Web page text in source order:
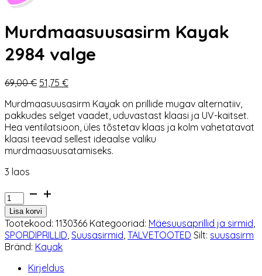
Murdmaasuusasirm Kayak
2984 valge
69,00€ Algne
oli:
69,00 €.
51,75 €Praegune
on:
51,75 €.
Murdmaasuusasirm Kayak on prillide mugav alternatiiv,
pakkudes selget vaadet, uduvastast klaasi ja UV-kaitset.
Hea ventilatsioon, üles tõstetav klaas ja kolm vahetatavat
klaasi teevad sellest ideaalse valiku
murdmaasuusatamiseks.
3 laos
Murdmaasuusasirm
Kayak
2984
valge
kogus
Lisa korvi
Tootekood: 1130366 Kategooriad: Mäesuusaprillid ja sirmid,
SPORDIPRILLID, Suusasirmid, TALVETOOTED Silt: suusasirm
Bränd: Kayak
Kirjeldus